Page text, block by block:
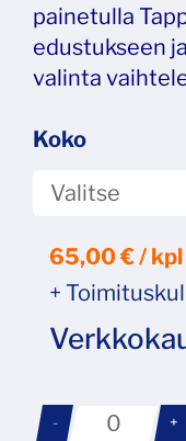
painetulla
edustukseen
valinta
Koko
65,00€ / kpl
+
- +